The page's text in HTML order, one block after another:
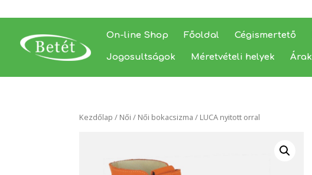
On-line Shop Főoldal Cégismertető
Jogosultságok Méretvételi helyek Árak
Kezdőlap / Női / Női bokacsizma / LUCA nyitott orral